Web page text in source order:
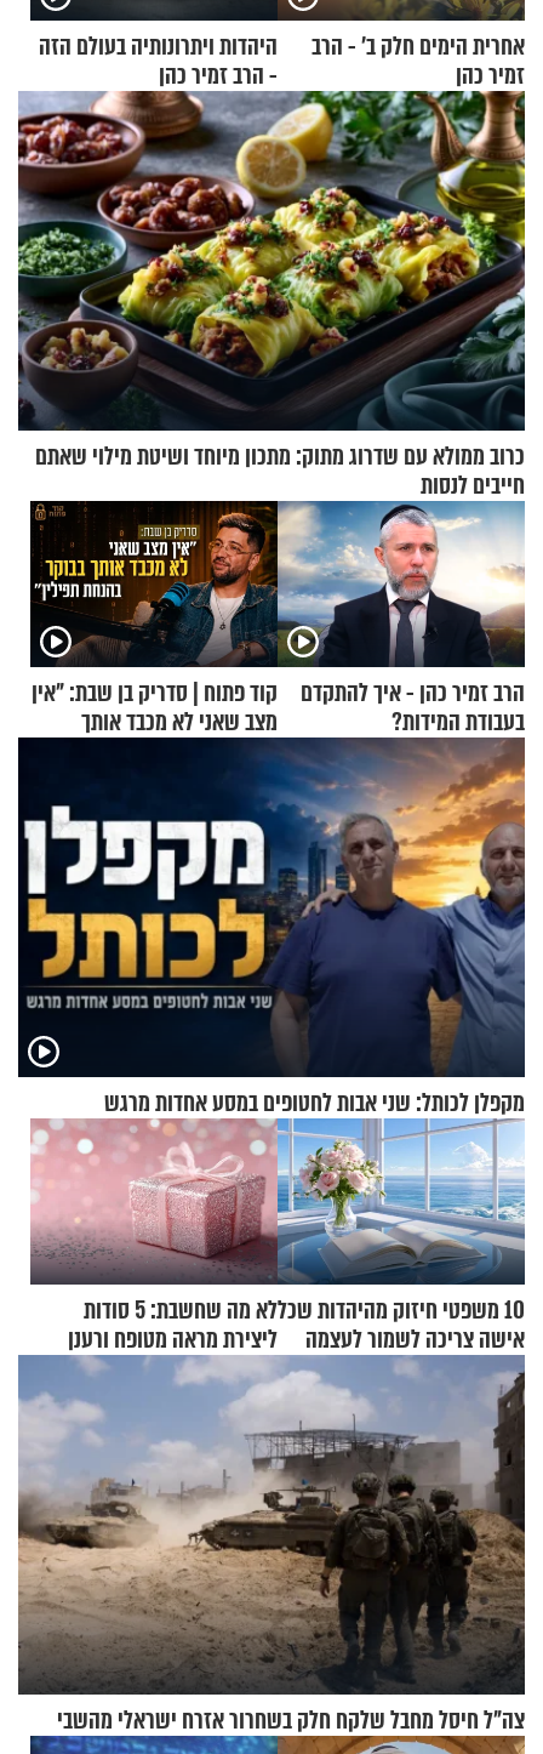
אחרית הימים חלק ב’ - הרב
זמיר כהן
היהדות ויתרונותיה בעולם הזה
- הרב זמיר כהן
כרוב ממולא עם שדרוג מתוק: מתכון מיוחד ושיטת מילוי שאתם
חייבים לנסות
הרב זמיר כהן - איך להתקדם
בעבודת המידות?
קוד פתוח | סדריק בן שבת: "אין
מצב שאני לא מכבד אותך
בבוקר בהנחת תפילין"
מקפלן לכותל: שני אבות לחטופים במסע אחדות מרגש
10 משפטי חיזוק מהיהדות שכל
אישה צריכה לשמור לעצמה
לא מה שחשבת: 5 סודות
ליצירת מראה מטופח ורענן
צה"ל חיסל מחבל שלקח חלק בשחרור אזרח ישראלי מהשבי